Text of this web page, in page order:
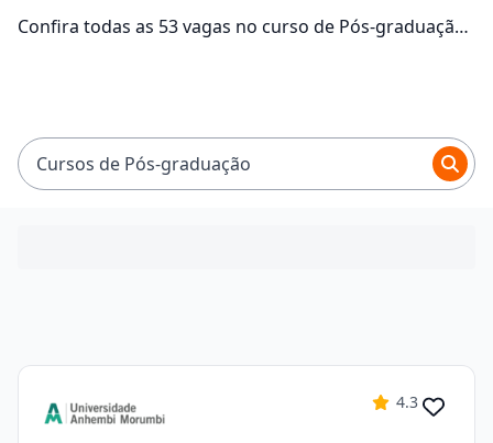
Confira todas as 53 vagas no curso de Pós-graduação
mensalidades.
Cursos de Pós-graduação
4.3